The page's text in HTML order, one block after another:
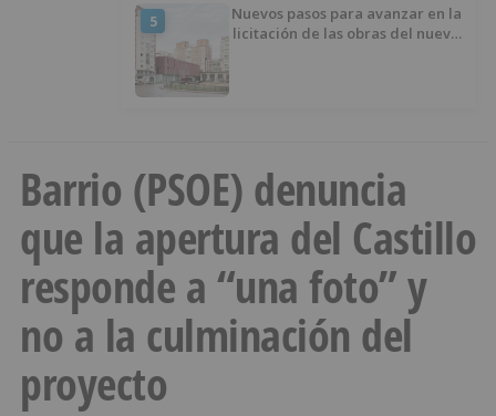
5
Nuevos pasos para avanzar en la
licitación de las obras del nuevo
Barrio (PSOE) denuncia
que la apertura del Castillo
responde a “una foto” y
no a la culminación del
proyecto